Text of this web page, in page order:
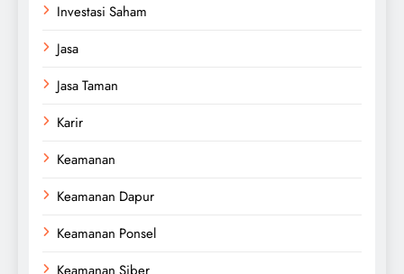
Investasi Saham
Jasa
Jasa Taman
Karir
Keamanan
Keamanan Dapur
Keamanan Ponsel